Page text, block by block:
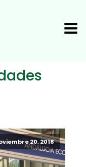
20, 2018